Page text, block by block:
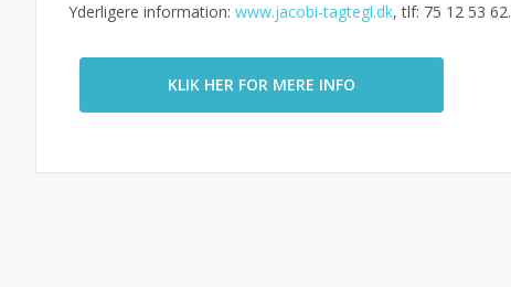
Yderligere information: www.jacobi-tagtegl.dk, tlf: 75 12 53 62.
KLIK HER FOR MERE INFO